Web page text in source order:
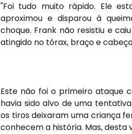
"Foi tudo muito rápido. Ele
aproximou e disparou à
choque. Frank não resistiu e
atingido no tórax, braço e
Este não foi o primeiro ataque
havia sido alvo de uma
os tiros deixaram uma criança
conhecem a história. Mas, desta